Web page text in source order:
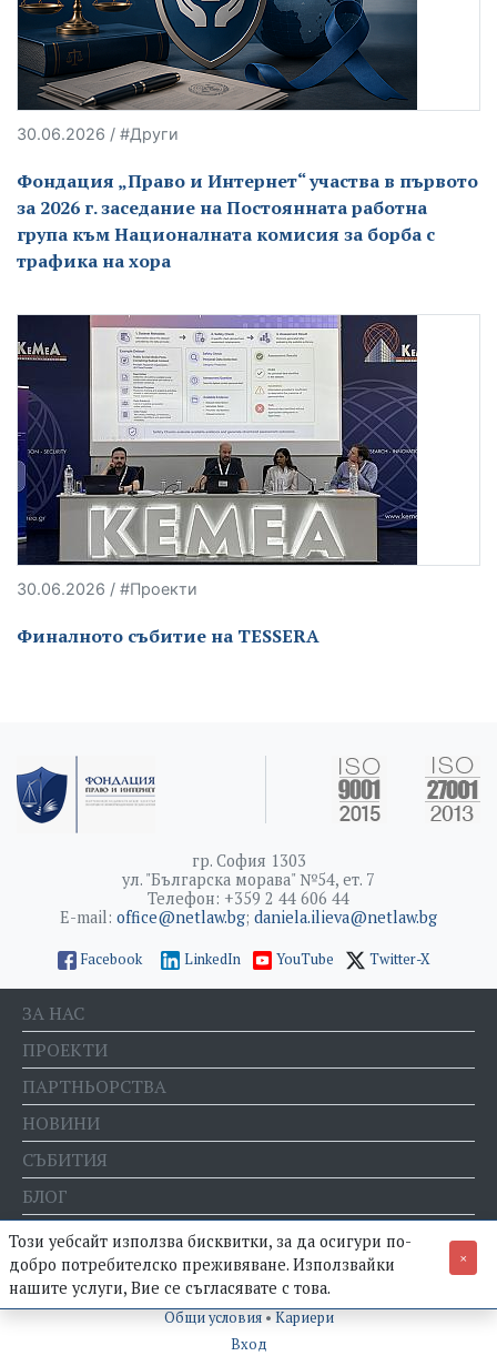
30.06.2026 / #Други
Фондация „Право и Интернет“ участва в първото
за 2026 г. заседание на Постоянната работна
група към Националната комисия за борба с
трафика на хора
30.06.2026 / #Проекти
Финалното събитие на TESSERA
гр. София 1303
ул. "Българска морава" №54, ет. 7
Телефон: +359 2 44 606 44
E-mail: office@netlaw.bg; daniela.ilieva@netlaw.bg
Facebook LinkedIn YouTube Twitter-X
ЗА НАС
ПРОЕКТИ
ПАРТНЬОРСТВА
НОВИНИ
СЪБИТИЯ
БЛОГ
Е-МАГАЗИН
© Фондация "Право и интернет" •Политика за поверителност
Общи условия • Кариери
Вход
Този уебсайт използва бисквитки, за да осигури по-
добро потребителско преживяване. Използвайки
нашите услуги, Вие се съгласявате с това.
×